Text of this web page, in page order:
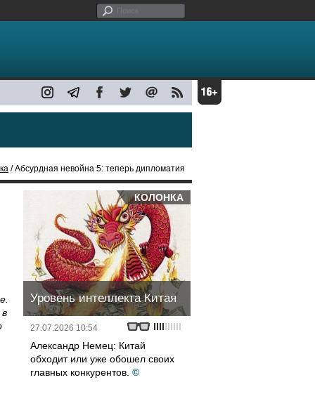
/ Абсурдная невойна 5: теперь дипломатия
КОЛОНКА
Уровень интеллекта Китая
27.07.2026 10:54
Александр Немец: Китай
обходит или уже обошел своих
главных конкурентов. ©